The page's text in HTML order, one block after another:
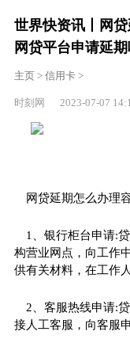
世界快资讯丨网
网贷平台申请延期
主页> 信用卡>
时刻网 2023-07-07
网贷延期怎么办理
1、银行柜台申请:
构营业网点，向工作
供有关材料，在工作
2、客服热线申请:
接人工客服，向客服